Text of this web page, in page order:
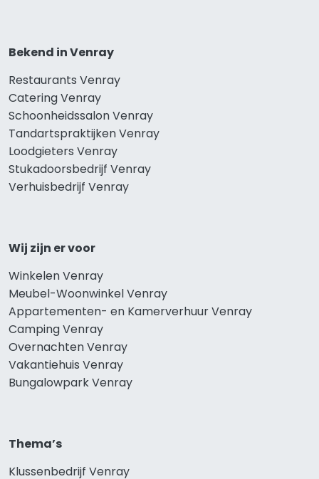
Bekend in Venray
Restaurants Venray
Catering Venray
Schoonheidssalon Venray
Tandartspraktijken Venray
Loodgieters Venray
Stukadoorsbedrijf Venray
Verhuisbedrijf Venray
Wij zijn er voor
Winkelen Venray
Meubel-Woonwinkel Venray
Appartementen- en Kamerverhuur Venray
Camping Venray
Overnachten Venray
Vakantiehuis Venray
Bungalowpark Venray
Thema’s
Klussenbedrijf Venray